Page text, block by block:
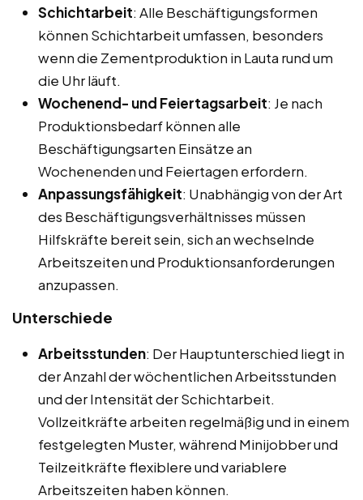
Schichtarbeit: Alle Beschäftigungsformen
können Schichtarbeit umfassen, besonders
wenn die Zementproduktion in Lauta rund um
die Uhr läuft.
Wochenend- und Feiertagsarbeit: Je nach
Produktionsbedarf können alle
Beschäftigungsarten Einsätze an
Wochenenden und Feiertagen erfordern.
Anpassungsfähigkeit: Unabhängig von der Art
des Beschäftigungsverhältnisses müssen
Hilfskräfte bereit sein, sich an wechselnde
Arbeitszeiten und Produktionsanforderungen
anzupassen.
Unterschiede
Arbeitsstunden: Der Hauptunterschied liegt in
der Anzahl der wöchentlichen Arbeitsstunden
und der Intensität der Schichtarbeit.
Vollzeitkräfte arbeiten regelmäßig und in einem
festgelegten Muster, während Minijobber und
Teilzeitkräfte flexiblere und variablere
Arbeitszeiten haben können.